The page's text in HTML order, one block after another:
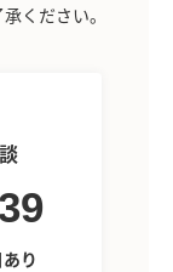
ください。
り